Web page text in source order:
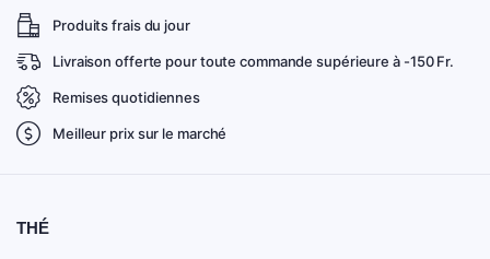
Produits frais du jour
Livraison offerte pour toute commande supérieure à -150 Fr.
Remises quotidiennes
Meilleur prix sur le marché
THÉ